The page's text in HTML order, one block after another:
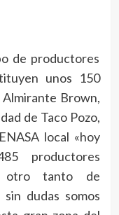
de productores
unos 150
Brown,
de Taco Pozo,
local «hoy
productores
otro tanto de
dudas somos